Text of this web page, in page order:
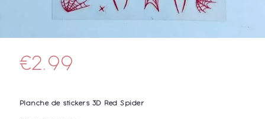
€2.99
Planche de stickers 3D Red Spider